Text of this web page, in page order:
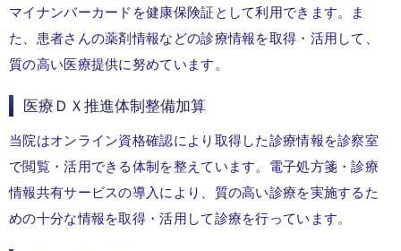
マイナンバーカードを健康保険証として利用できます。ま
た、患者さんの薬剤情報などの診療情報を取得・活用して、
質の高い医療提供に努めています。
医療ＤＸ推進体制整備加算
当院はオンライン資格確認により取得した診療情報を診察室
で閲覧・活用できる体制を整えています。電子処方箋・診療
情報共有サービスの導入により、質の高い診療を実施するた
めの十分な情報を取得・活用して診療を行っています。